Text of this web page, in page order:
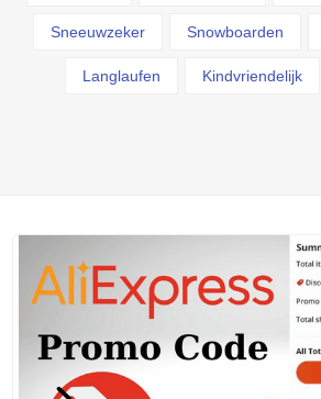
Sneeuwzeker Snowboarden
Langlaufen Kindvriendelijk